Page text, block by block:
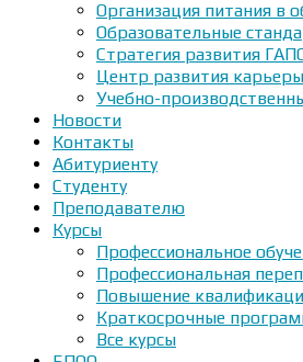
Организация питания в
Образовательные
Стратегия развития
Центр развития карьеры
Учебно-
Новости
Контакты
Абитуриенту
Студенту
Преподавателю
Курсы
Профессиональное
Профессиональная
Повышение
Краткосрочные
Все курсы